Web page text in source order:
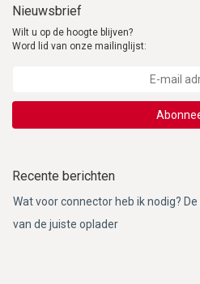
Nieuwsbrief
Wilt u op de hoogte blijven?
Word lid van onze mailinglijst:
Recente berichten
Wat voor connector heb ik nodig?
van de juiste oplader